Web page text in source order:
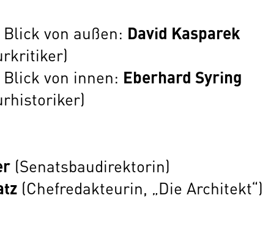
von außen: David Kasparek
von innen: Eberhard Syring
(Senatsbaudirektorin)
(Chefredakteurin, „Die Architekt“)